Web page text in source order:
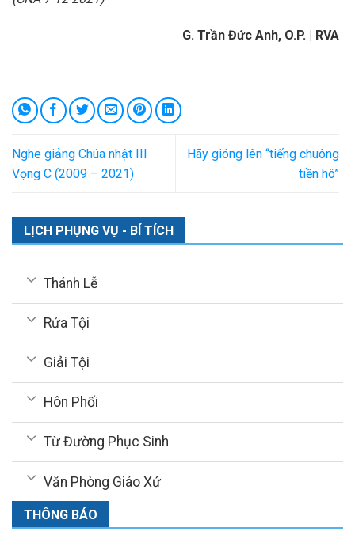
G. Trần Đức Anh, O.P. | RVA
Nghe giảng Chúa nhật III
Vọng C (2009 – 2021)
Hãy gióng lên “tiếng chuông
tiền hô”
LỊCH PHỤNG VỤ - BÍ TÍCH
Thánh Lễ
Rửa Tội
Giải Tội
Hôn Phối
Từ Đường Phục Sinh
Văn Phòng Giáo Xứ
THÔNG BÁO